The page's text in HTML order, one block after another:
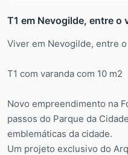
T1 em Nevogilde, entre o
Viver em Nevogilde, entre
T1 com varanda com 10 m2
Novo empreendimento na
passos do Parque da
emblemáticas da cidade.
Um projeto exclusivo do